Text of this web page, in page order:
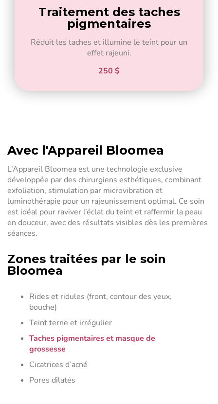
Traitement des taches
pigmentaires
Réduit les taches et illumine le teint pour un
effet rajeuni.
250 $
Avec l'Appareil Bloomea
L’Appareil Bloomea est une technologie exclusive
développée par des chirurgiens esthétiques, combinant
exfoliation, stimulation par microvibration et
luminothérapie pour un rajeunissement optimal. Ce soin
est idéal pour raviver l’éclat du teint et raffermir la peau
en douceur, avec des résultats visibles dès les premières
séances.
Zones traitées par le soin
Bloomea
Rides et ridules (front, contour des yeux,
bouche)
Teint terne et irrégulier
Taches pigmentaires et masque de
grossesse
Cicatrices d’acné
Pores dilatés